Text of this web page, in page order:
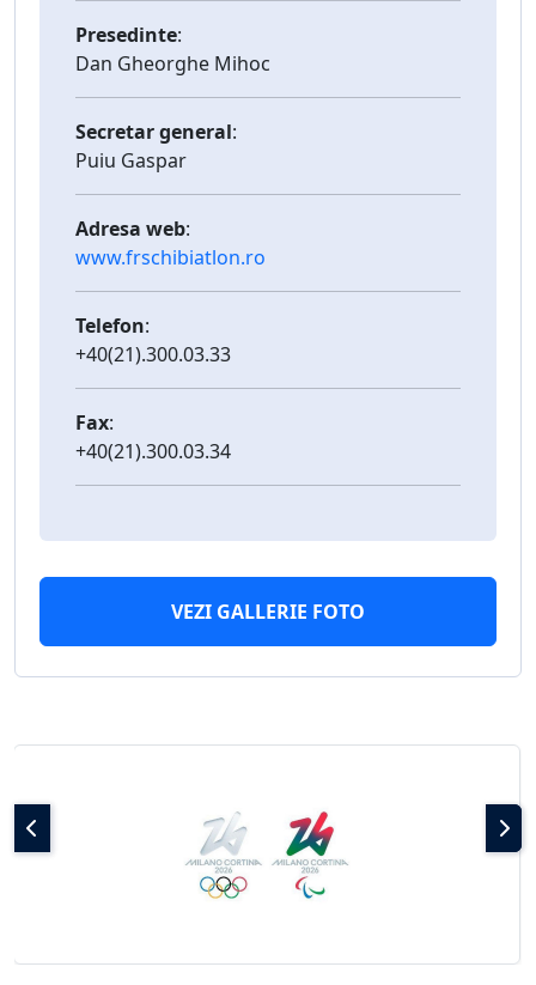
Presedinte:
Dan Gheorghe Mihoc
Secretar general:
Puiu Gaspar
Adresa web:
www.frschibiatlon.ro
Telefon:
+40(21).300.03.33
Fax:
+40(21).300.03.34
VEZI GALLERIE FOTO